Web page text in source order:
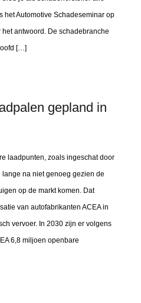
het Automotive Schadeseminar op
antwoord. De schadebranche
[…]
gepland in
laadpunten, zoals ingeschat door
na niet genoeg gezien de
op de markt komen. Dat
van autofabrikanten ACEA in
vervoer. In 2030 zijn er volgens
6,8 miljoen openbare